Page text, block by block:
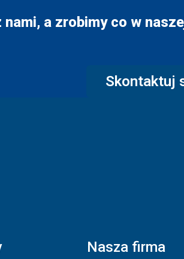
a zrobimy co w
Skontaktuj
Nasza firma